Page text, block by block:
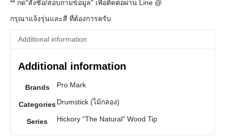
** กด"สั่งซื้อ/สอบถามข้อมูล" เพื่อติดต่อผ่าน Line @
กรุณาแจ้งรุ่นและสี ที่ต้องการครับ
Additional information
Additional information
Brands Pro Mark
CategoriesDrumstick (ไม้กลอง)
Series Hickory "The Natural" Wood Tip